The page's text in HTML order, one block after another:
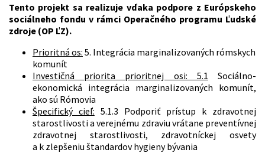
Tento projekt sa realizuje vďaka podpore z Európskeho
sociálneho fondu v rámci Operačného programu Ľudské
zdroje (OP ĽZ).
Prioritná os: 5. Integrácia marginalizovaných rómskych
komunít
Investičná priorita prioritnej osi: 5.1 Sociálno-
ekonomická integrácia marginalizovaných komunít,
ako sú Rómovia
Špecifický cieľ: 5.1.3 Podporiť prístup k zdravotnej
starostlivosti a verejnému zdraviu vrátane preventívnej
zdravotnej starostlivosti, zdravotníckej osvety
a k zlepšeniu štandardov hygieny bývania